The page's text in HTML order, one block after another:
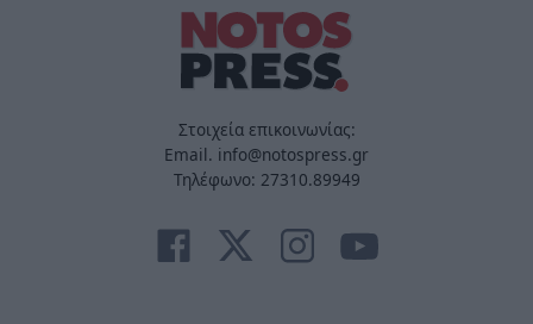
Στοιχεία επικοινωνίας:
Email. info@notospress.gr
Τηλέφωνο: 27310.89949